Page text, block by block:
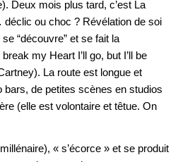
Deux mois plus tard, c’est La
déclic ou choc ? Révélation de soi
“découvre” et se fait la
my Heart I’ll go, but I’ll be
La route est longue et
bars, de petites scènes en studios
(elle est volontaire et têtue. On
« s’écorce » et se produit